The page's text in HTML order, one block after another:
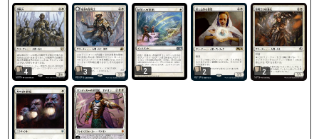
4 3 2 2 2